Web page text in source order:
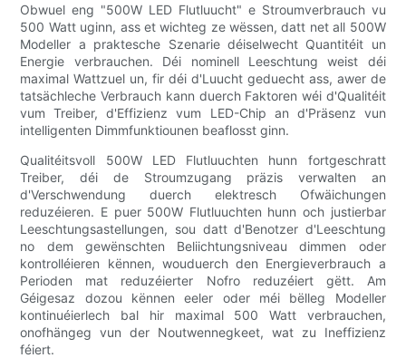
Obwuel eng "500W LED Flutluucht" e Stroumverbrauch vu
500 Watt uginn, ass et wichteg ze wëssen, datt net all 500W
Modeller a praktesche Szenarie déiselwecht Quantitéit un
Energie verbrauchen. Déi nominell Leeschtung weist déi
maximal Wattzuel un, fir déi d'Luucht geduecht ass, awer de
tatsächleche Verbrauch kann duerch Faktoren wéi d'Qualitéit
vum Treiber, d'Effizienz vum LED-Chip an d'Präsenz vun
intelligenten Dimmfunktiounen beaflosst ginn.
Qualitéitsvoll 500W LED Flutluuchten hunn fortgeschratt
Treiber, déi de Stroumzugang präzis verwalten an
d'Verschwendung duerch elektresch Ofwäichungen
reduzéieren. E puer 500W Flutluuchten hunn och justierbar
Leeschtungsastellungen, sou datt d'Benotzer d'Leeschtung
no dem gewënschten Beliichtungsniveau dimmen oder
kontrolléieren kënnen, wouduerch den Energieverbrauch a
Perioden mat reduzéierter Nofro reduzéiert gëtt. Am
Géigesaz dozou kënnen eeler oder méi bëlleg Modeller
kontinuéierlech bal hir maximal 500 Watt verbrauchen,
onofhängeg vun der Noutwennegkeet, wat zu Ineffizienz
féiert.